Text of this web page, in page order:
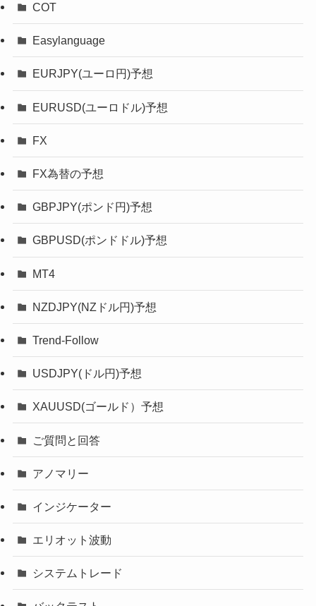
COT
Easylanguage
EURJPY(ユーロ円)予想
EURUSD(ユーロドル)予想
FX
FX為替の予想
GBPJPY(ポンド円)予想
GBPUSD(ポンドドル)予想
MT4
NZDJPY(NZドル円)予想
Trend-Follow
USDJPY(ドル円)予想
XAUUSD(ゴールド）予想
ご質問と回答
アノマリー
インジケーター
エリオット波動
システムトレード